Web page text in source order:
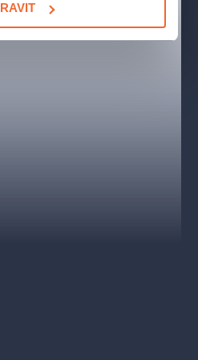
Za všechny například „One
With Somebody“, „Saving All